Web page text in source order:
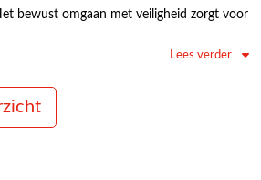
bewust omgaan met veiligheid zorgt voor
maakt dit voor alle belanghebbenden
Lees verder